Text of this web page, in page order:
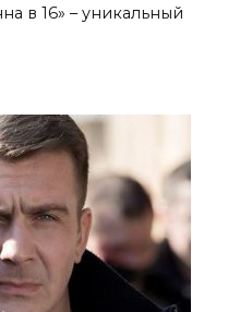
в 16» – уникальный